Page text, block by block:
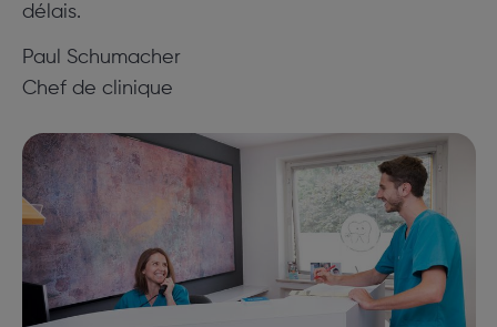
délais.
Paul Schumacher
Chef de clinique